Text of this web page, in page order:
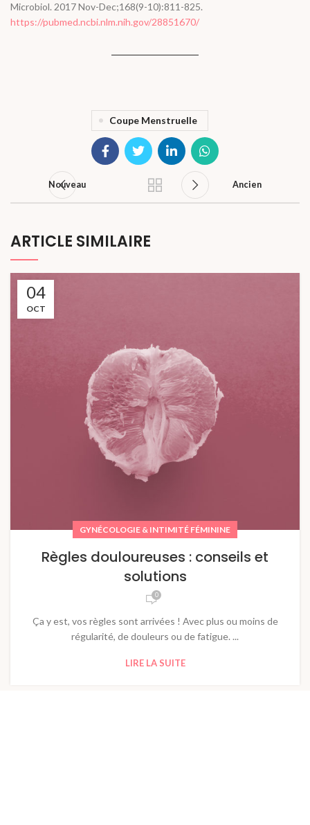
Microbiol. 2017 Nov-Dec;168(9-10):811-825.
https://pubmed.ncbi.nlm.nih.gov/28851670/
Coupe Menstruelle
Nouveau Ancien
ARTICLE SIMILAIRE
04
OCT
GYNÉCOLOGIE & INTIMITÉ FÉMININE
Règles douloureuses : conseils et
solutions
0
Ça y est, vos règles sont arrivées ! Avec plus ou moins de
régularité, de douleurs ou de fatigue. ...
LIRE LA SUITE